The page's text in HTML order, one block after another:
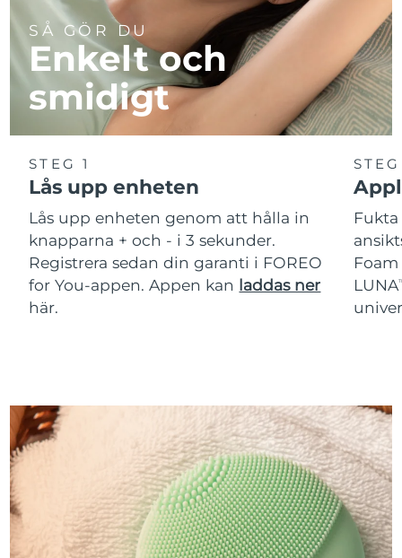
SÅ GÖR DU
Enkelt och
smidigt
STEG 1
Lås upp enheten
Lås upp enheten genom att hålla in
knapparna + och - i 3 sekunder.
Registrera sedan din garanti i FOREO
for You-appen. Appen kan laddas ner
här.
LUNA